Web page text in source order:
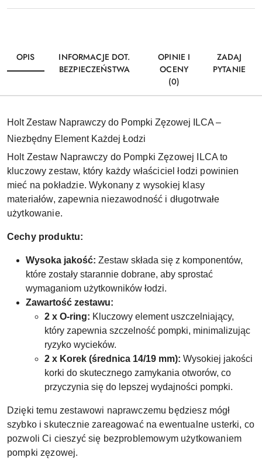
OPIS
INFORMACJE DOT.
BEZPIECZEŃSTWA
OPINIE I
OCENY
(0)
ZADAJ
PYTANIE
Holt Zestaw Naprawczy do Pompki Zęzowej ILCA –
Niezbędny Element Każdej Łodzi
Holt Zestaw Naprawczy do Pompki Zęzowej ILCA to
kluczowy zestaw, który każdy właściciel łodzi powinien
mieć na pokładzie. Wykonany z wysokiej klasy
materiałów, zapewnia niezawodność i długotrwałe
użytkowanie.
Cechy produktu:
Wysoka jakość: Zestaw składa się z komponentów,
które zostały starannie dobrane, aby sprostać
wymaganiom użytkowników łodzi.
Zawartość zestawu:
2 x O-ring: Kluczowy element uszczelniający,
który zapewnia szczelność pompki, minimalizując
ryzyko wycieków.
2 x Korek (średnica 14/19 mm): Wysokiej jakości
korki do skutecznego zamykania otworów, co
przyczynia się do lepszej wydajności pompki.
Dzięki temu zestawowi naprawczemu będziesz mógł
szybko i skutecznie zareagować na ewentualne usterki, co
pozwoli Ci cieszyć się bezproblemowym użytkowaniem
pompki zęzowej.